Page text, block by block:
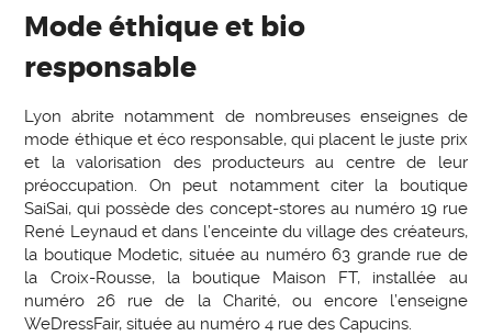
Mode éthique et bio
responsable
Lyon abrite notamment de nombreuses enseignes de
mode éthique et éco responsable, qui placent le juste prix
et la valorisation des producteurs au centre de leur
préoccupation. On peut notamment citer la boutique
SaiSai, qui possède des concept-stores au numéro 19 rue
René Leynaud et dans l’enceinte du village des créateurs,
la boutique Modetic, située au numéro 63 grande rue de
la Croix-Rousse, la boutique Maison FT, installée au
numéro 26 rue de la Charité, ou encore l’enseigne
WeDressFair, située au numéro 4 rue des Capucins.